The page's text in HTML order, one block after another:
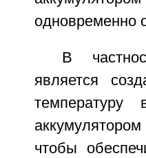
одновременно
В
является
чтобы